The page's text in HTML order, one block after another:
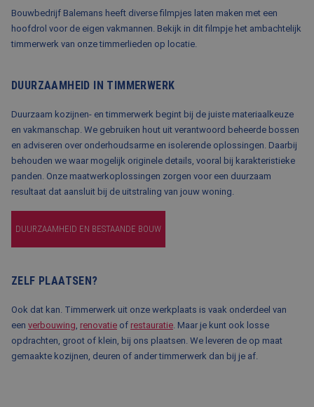
Bouwbedrijf Balemans heeft diverse filmpjes laten maken met een
hoofdrol voor de eigen vakmannen. Bekijk in dit filmpje het ambachtelijk
timmerwerk van onze timmerlieden op locatie.
DUURZAAMHEID IN TIMMERWERK
Duurzaam kozijnen- en timmerwerk begint bij de juiste materiaalkeuze
en vakmanschap. We gebruiken hout uit verantwoord beheerde bossen
en adviseren over onderhoudsarme en isolerende oplossingen. Daarbij
behouden we waar mogelijk originele details, vooral bij karakteristieke
panden. Onze maatwerkoplossingen zorgen voor een duurzaam
resultaat dat aansluit bij de uitstraling van jouw woning.
DUURZAAMHEID EN BESTAANDE BOUW
ZELF PLAATSEN?
Ook dat kan. Timmerwerk uit onze werkplaats is vaak onderdeel van
een verbouwing renovatie of restauratie . Maar je kunt ook losse
opdrachten, groot of klein, bij ons plaatsen. We leveren de op maat
gemaakte kozijnen, deuren of ander timmerwerk dan bij je af.